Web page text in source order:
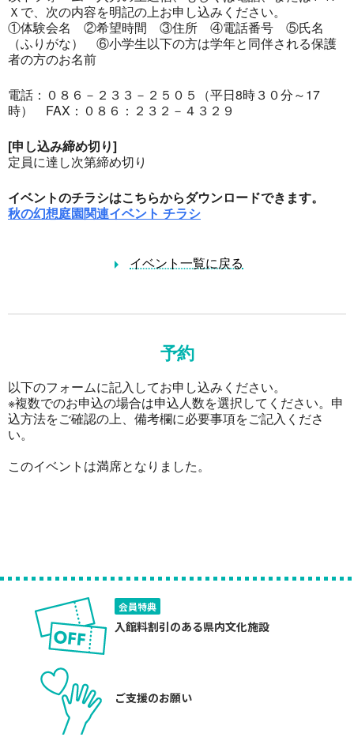
Ｘで、次の内容を明記の上お申し込みください。
①体験会名 ②希望時間 ③住所 ④電話番号 ⑤氏名
（ふりがな） ⑥小学生以下の方は学年と同伴される保護
者の方のお名前
電話：０８６－２３３－２５０５（平日8時３０分～17
時） FAX：０８６：２３２－４３２９
[申し込み締め切り]
定員に達し次第締め切り
イベントのチラシはこちらからダウンロードできます。
秋の幻想庭園関連イベント チラシ
イベント一覧に戻る
予約
以下のフォームに記入してお申し込みください。
※複数でのお申込の場合は申込人数を選択してください。申
込方法をご確認の上、備考欄に必要事項をご記入くださ
い。
このイベントは満席となりました。
会員特典
入館料割引のある県内文化施設
ご支援のお願い